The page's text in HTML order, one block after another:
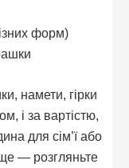
форм)
намети, гірки
і за вартістю,
для сім’ї або
— розгляньте